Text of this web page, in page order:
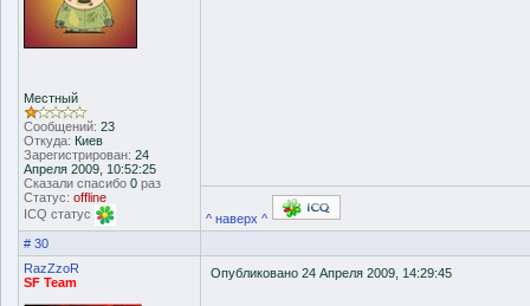
Местный
Сообщений: 23
Откуда: Киев
Зарегистрирован: 24
Апреля 2009, 10:52:25
Сказали спасибо 0 раз
Статус: offline
ICQ статус
^ наверх ^
# 30
RazZzoR
SF Team
Опубликовано 24 Апреля 2009, 14:29:45